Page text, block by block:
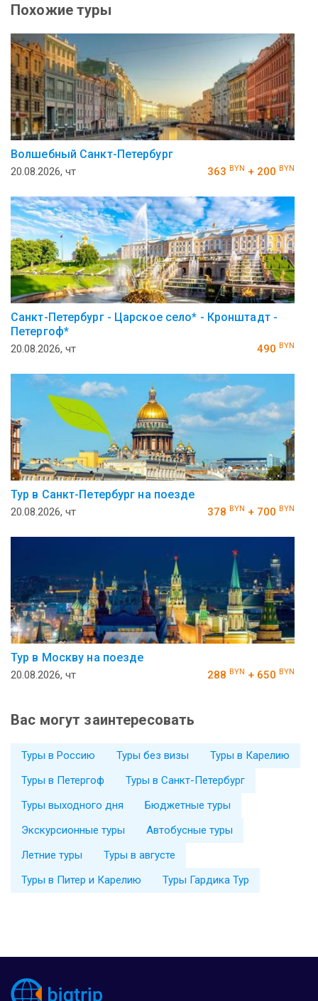
Похожие туры
Волшебный Санкт-Петербург
20.08.2026, чт 363 BYN + 200 BYN
Санкт-Петербург - Царское село* - Кронштадт -
Петергоф*
20.08.2026, чт 490 BYN
Тур в Санкт-Петербург на поезде
20.08.2026, чт 378 BYN + 700 BYN
Тур в Москву на поезде
20.08.2026, чт 288 BYN + 650 BYN
Вас могут заинтересовать
Туры в Россию Туры без визы
Туры в Карелию
Туры в Петергоф
Туры в Санкт-Петербург
Туры выходного дня
Бюджетные туры
Экскурсионные туры
Автобусные туры
Летние туры
Туры в августе
Туры в Питер и Карелию
Туры Гардика Тур